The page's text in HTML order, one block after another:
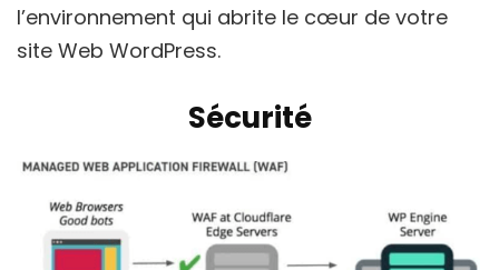
l’environnement qui abrite le cœur de votre
site Web WordPress.
Sécurité